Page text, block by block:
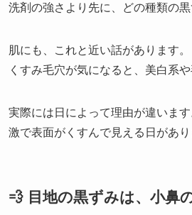
洗剤の強さより先に、どの種類の
肌にも、これと近い話があります。
くすみ毛穴が気になると、美白系
実際には日によって理由が違いま
激で表面がくすんで見える日があり
💨 目地の黒ずみは、小鼻